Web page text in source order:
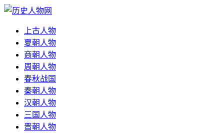
上古人物
夏朝人物
商朝人物
周朝人物
春秋战国
秦朝人物
汉朝人物
三国人物
晋朝人物